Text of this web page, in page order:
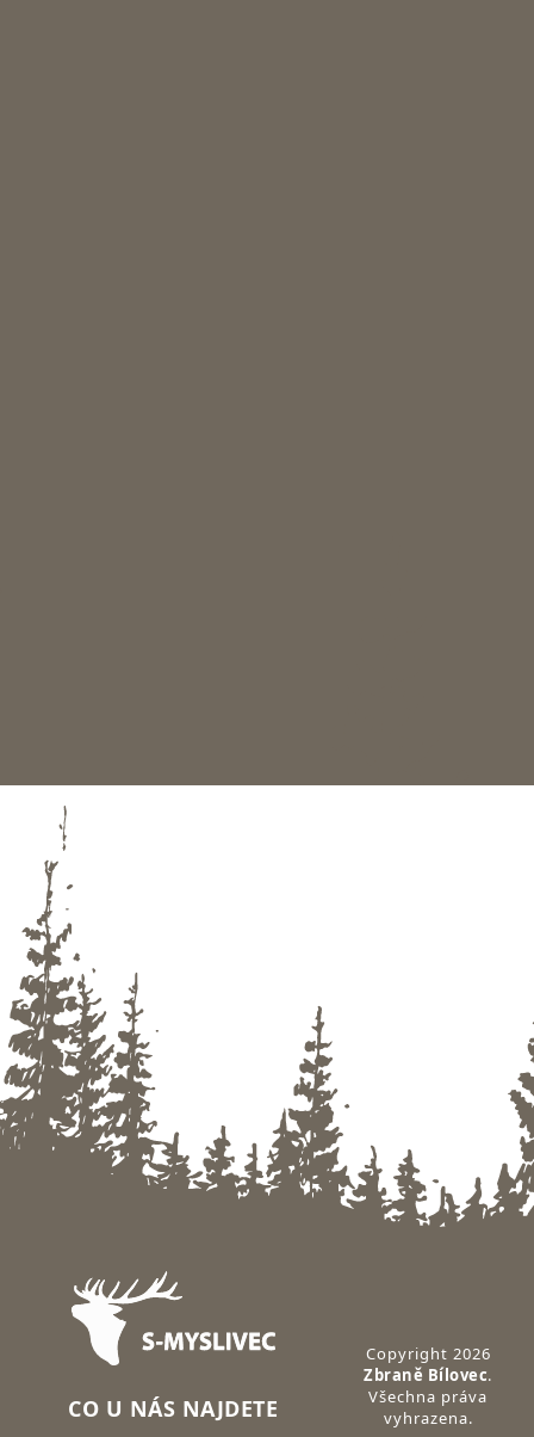
Zápatí
CO U NÁS NAJDETE
Copyright 2026
Zbraně Bílovec.
Všechna práva
vyhrazena.